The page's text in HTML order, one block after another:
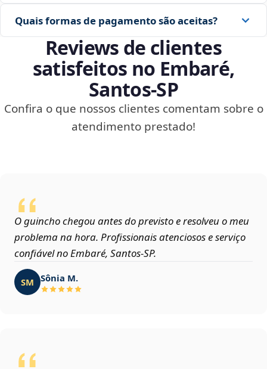
Quais formas de pagamento são aceitas?
Reviews de clientes
satisfeitos no Embaré,
Santos‑SP
Confira o que nossos clientes comentam sobre o
atendimento prestado!
O guincho chegou antes do previsto e resolveu o meu
problema na hora. Profissionais atenciosos e serviço
confiável no Embaré, Santos‑SP.
SM Sônia M.